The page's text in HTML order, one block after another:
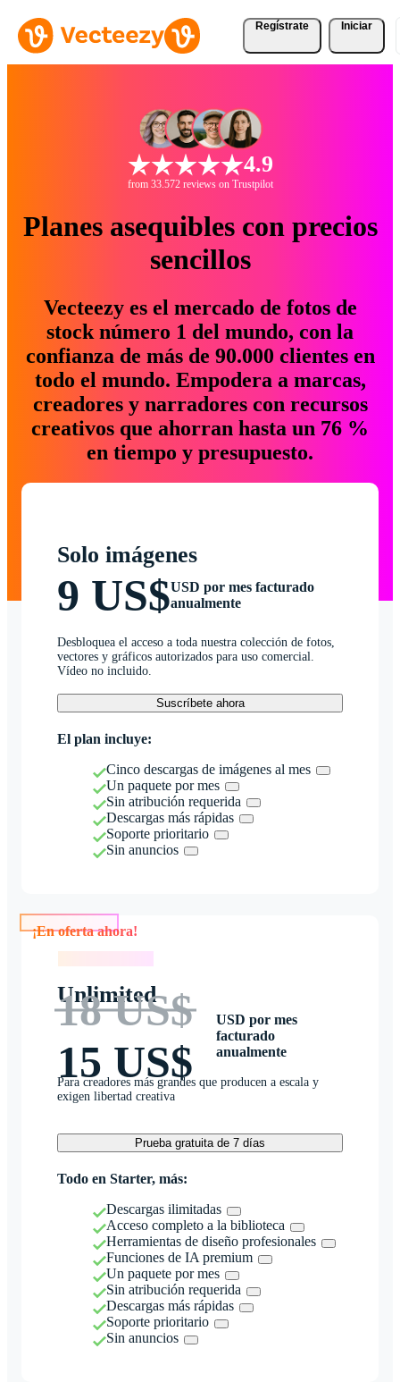
Regístrate Iniciar
4.9
from 33.572 reviews on Trustpilot
Planes asequibles con precios
sencillos
Vecteezy es el mercado de fotos de
stock número 1 del mundo, con la
confianza de más de 90.000 clientes en
todo el mundo. Empodera a marcas,
creadores y narradores con recursos
creativos que ahorran hasta un 76 %
en tiempo y presupuesto.
Solo imágenes
9 US$USD por mes facturado
anualmente
Desbloquea el acceso a toda nuestra colección de fotos,
vectores y gráficos autorizados para uso comercial.
Vídeo no incluido.
Suscríbete ahora
El plan incluye:
Cinco descargas de imágenes al mes
Un paquete por mes
Sin atribución requerida
Descargas más rápidas
Soporte prioritario
Sin anuncios
Unlimited
18 US$
15 US$
USD por mes
facturado
anualmente
Para creadores más grandes que producen a escala y
exigen libertad creativa
Prueba gratuita de 7 días
Todo en Starter, más:
Descargas ilimitadas
Acceso completo a la biblioteca
Herramientas de diseño profesionales
Funciones de IA premium
Un paquete por mes
Sin atribución requerida
Descargas más rápidas
Soporte prioritario
Sin anuncios